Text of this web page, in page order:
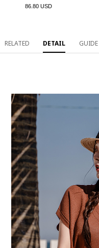
86.80 USD
RELATED DETAIL GUIDE